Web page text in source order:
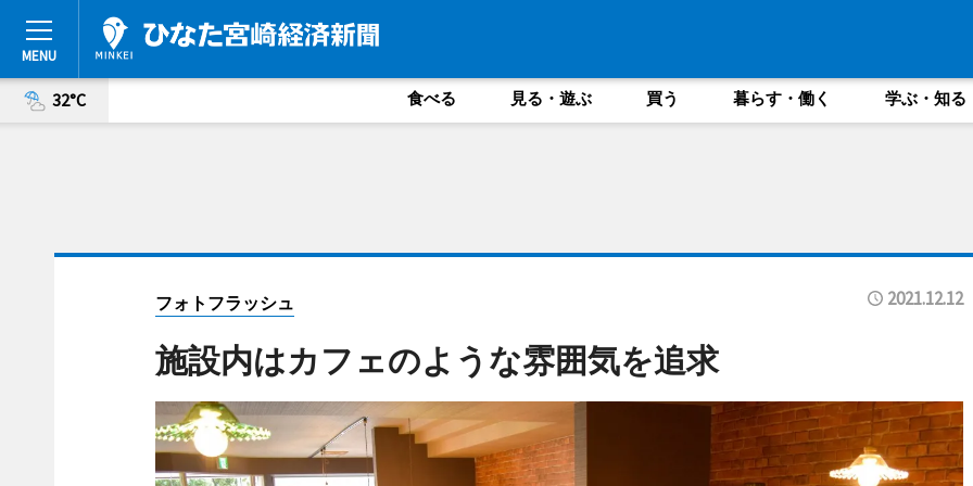
32°C 食べる 見る・遊ぶ 買う 暮らす・働く 学ぶ・知る
フォトフラッシュ 2021.12.12
施設内はカフェのような雰囲気を追求